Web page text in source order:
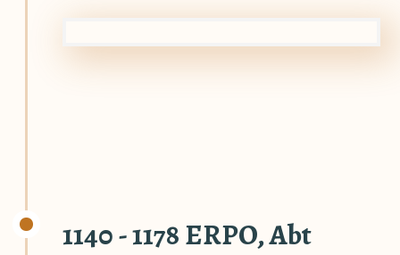
1140 - 1178 ERPO, Abt